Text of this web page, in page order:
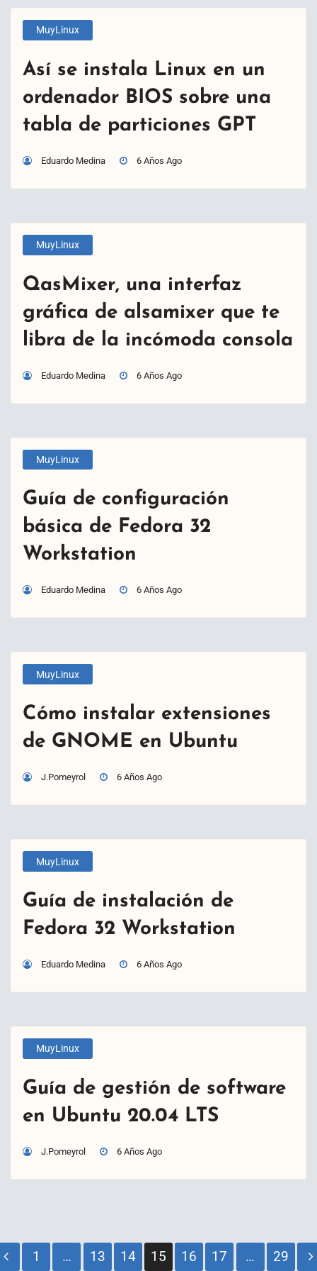
MuyLinux
Así se instala Linux en un
ordenador BIOS sobre una
tabla de particiones GPT
Eduardo Medina 6 Años Ago
MuyLinux
QasMixer, una interfaz
gráfica de alsamixer que te
libra de la incómoda consola
Eduardo Medina 6 Años Ago
MuyLinux
Guía de configuración
básica de Fedora 32
Workstation
Eduardo Medina 6 Años Ago
MuyLinux
Cómo instalar extensiones
de GNOME en Ubuntu
J.Pomeyrol 6 Años Ago
MuyLinux
Guía de instalación de
Fedora 32 Workstation
Eduardo Medina 6 Años Ago
MuyLinux
Guía de gestión de software
en Ubuntu 20.04 LTS
J.Pomeyrol 6 Años Ago
Paginación
1 … 13 14 15 16 17 … 29